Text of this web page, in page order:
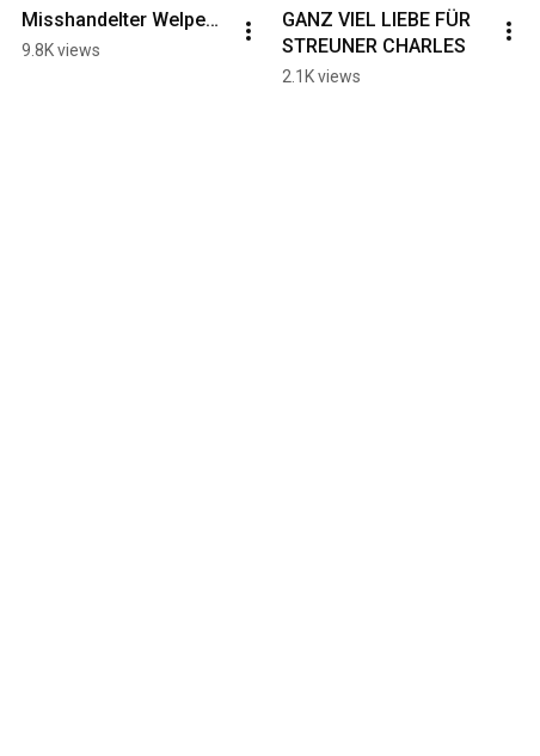
Misshandelter Welpe…
9.8K views
GANZ VIEL LIEBE FÜR
STREUNER CHARLES
2.1K views